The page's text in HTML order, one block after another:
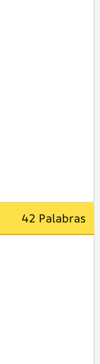
42 Palabras